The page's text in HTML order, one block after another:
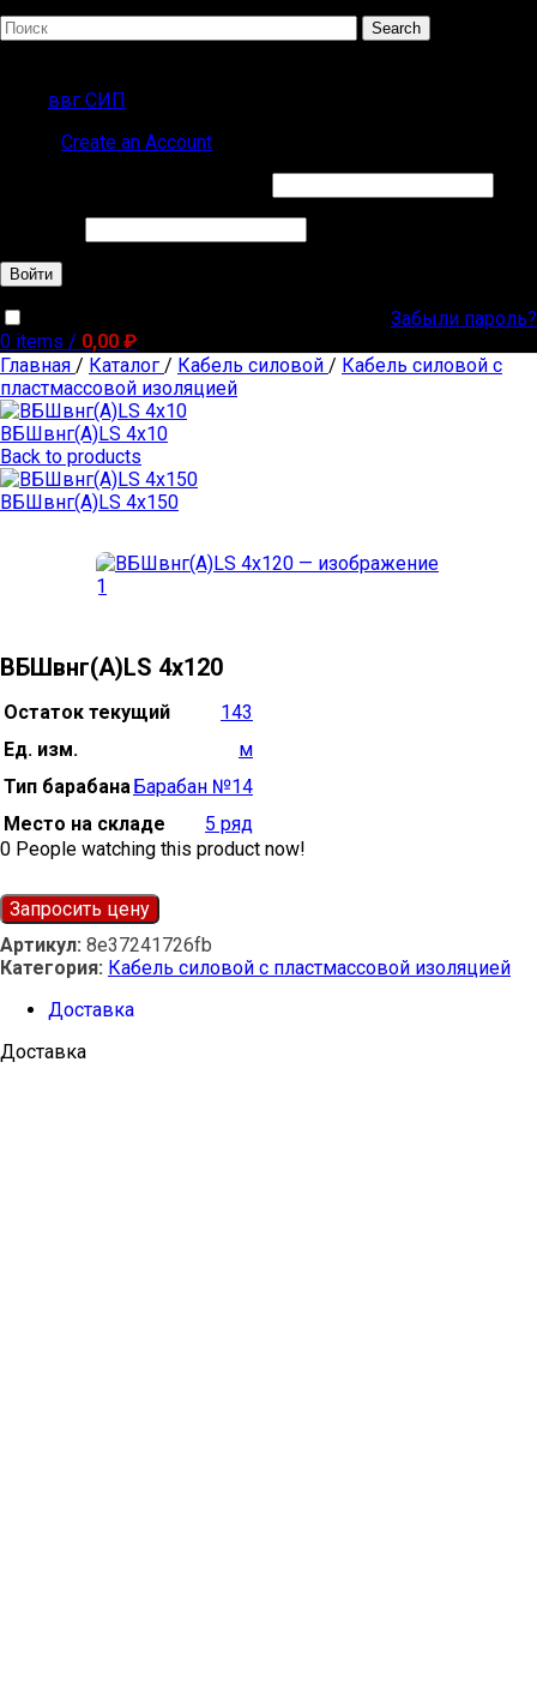
Search
ввг СИП
Create an Account
Войти
Забыли пароль?
0 items / 0,00 ₽
Главная / Каталог / Кабель силовой / Кабель силовой с
пластмассовой изоляцией
ВБШвнг(А)LS 4х10
Back to products
ВБШвнг(А)LS 4х150
ВБШвнг(А)LS 4х120
Остаток текущий
143
Ед. изм.
м
Тип барабана Барабан №14
Место на складе
5 ряд
0 People watching this product now!
Запросить цену
Артикул: 8e37241726fb
Категория: Кабель силовой с пластмассовой изоляцией
Доставка
Доставка